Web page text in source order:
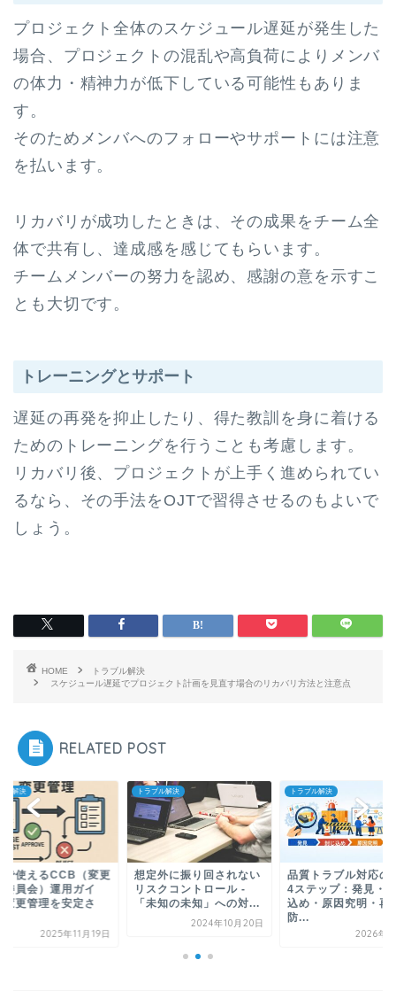
プロジェクト全体のスケジュール遅延が発生した
場合、プロジェクトの混乱や高負荷によりメンバ
の体力・精神力が低下している可能性もありま
す。
そのためメンバへのフォローやサポートには注意
を払います。
リカバリが成功したときは、その成果をチーム全
体で共有し、達成感を感じてもらいます。
チームメンバーの努力を認め、感謝の意を示すこ
とも大切です。
トレーニングとサポート
遅延の再発を抑止したり、得た教訓を身に着ける
ためのトレーニングを行うことも考慮します。
リカバリ後、プロジェクトが上手く進められてい
るなら、その手法をOJTで習得させるのもよいで
しょう。
HOME
トラブル解決
スケジュール遅延でプロジェクト計画を見直す場合のリカバリ方法と注意点
RELATED POST
ル解決
で使えるCCB（変更
委員会）運用ガイ
変更管理を安定さ
2025年11月19日
トラブル解決
想定外に振り回されない
リスクコントロール -
「未知の未知」への対...
2024年10月20日
トラブル解決
品質トラブル対応の
4ステップ：発見・
込め・原因究明・再
防...
2026年1